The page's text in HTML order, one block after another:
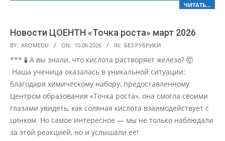
ЧИТАТЬ…
Новости ЦОЕНТН «Точка роста» март 2026
2026-
06-
10
BY: AROMEDU ON: 10.06.2026 IN: БЕЗ РУБРИКИ
*** 🧪 А вы знали, что кислота растворяет железо? 🤯
Наша ученица оказалась в уникальной ситуации:
благодаря химическому набору, предоставленному
Центром образования «Точка роста», она смогла своими
глазами увидеть, как соляная кислота взаимодействует с
цинком. Но самое интересное — мы не только наблюдали
за этой реакцией, но и услышали её!